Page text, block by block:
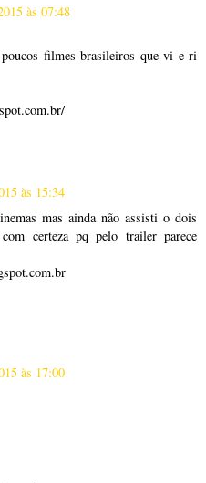
às 07:48
filmes brasileiros que vi e ri
às 15:34
mas ainda não assisti o dois
certeza pq pelo trailer parece
às 17:00